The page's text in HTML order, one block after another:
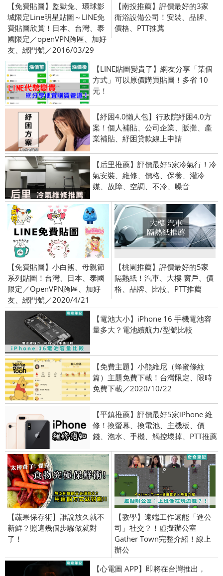
【免費貼圖】監獄兔、環球影
城限定Line明星貼圖～LINE免
費貼圖欣賞！日本、台灣、泰
國限定／openVPN跨區、加好
友、綁門號／2016/03/29
【南投推薦】評價最好的3家
衛浴設備公司！安裝、品牌、
價格、PTT推薦
【LINE貼圖變貴了】網友分享「某個
方式」可以原價購買貼圖！多省 10
元！
【紓困4.0懶人包】行政院紓困4.0方
案！個人補貼、公司企業、販攤、產
業補貼、紓困貸款線上申請
【后里推薦】評價最好5家冷氣行！冷
氣安裝、維修、價格、保養、灌冷
媒、故障、空調、不冷、噪音
【免費貼圖】小白熊、母親節
系列貼圖！台灣、日本、泰國
限定／OpenVPN跨區、加好
友、綁門號／2020/4/21
【桃園推薦】評價最好的5家
隔熱紙！汽車、大樓 窗戶、價
格、品牌、比較、PTT推薦
【電池大小】iPhone 16 手機電池容
量多大？電池續航力/型號比較
【免費主題】小熊維尼（蜂蜜條紋
篇）主題免費下載！台灣限定、限時
免費下載／2020/10/22
【平鎮推薦】評價最好5家iPhone 維
修！換螢幕、換電池、主機板、價
錢、泡水、手機、觸控壞掉、PTT推薦
【蔬果保存術】誰說放久就不
新鮮？照這幾個步驟做就對
了！
【教學】遠端工作還能「進公
司」社交？！虛擬辦公室
Gather Town完整介紹！線上
辦公
【心電圖 APP】即將在台灣推出，